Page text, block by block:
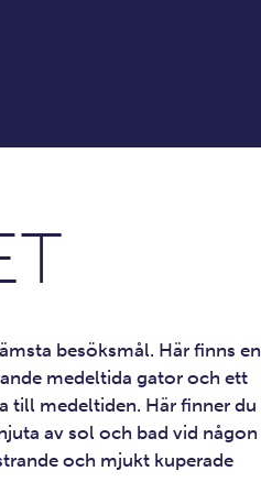
besöksmål. Här finns en
medeltida gator och ett
till medeltiden. Här finner du
av sol och bad vid någon
och mjukt kuperade